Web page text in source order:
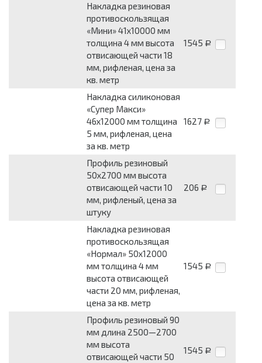
Накладка резиновая
противоскользящая
«Мини» 41x10000 мм
толщина 4 мм высота
отвисающей части 18
мм, рифленая, цена за
кв. метр
1545 Р
Накладка силиконовая
«Супер Макси»
46x12000 мм толщина
5 мм, рифленая, цена
за кв. метр
1627 Р
Профиль резиновый
50x2700 мм высота
отвисающей части 10
мм, рифленый, цена за
штуку
206 Р
Накладка резиновая
противоскользящая
«Нормал» 50x12000
мм толщина 4 мм
высота отвисающей
части 20 мм, рифленая,
цена за кв. метр
1545 Р
Профиль резиновый 90
мм длина 2500—2700
мм высота
отвисающей части 50
1545 Р